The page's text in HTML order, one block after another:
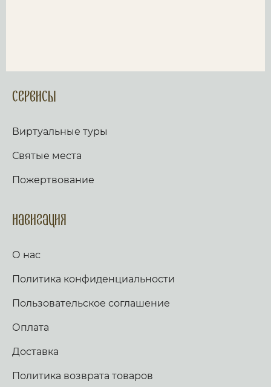
Сервисы
Виртуальные туры
Святые места
Пожертвование
Навигация
О нас
Политика конфиденциальности
Пользовательское соглашение
Оплата
Доставка
Политика возврата товаров